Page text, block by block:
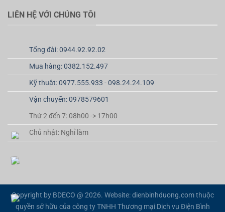
LIÊN HỆ VỚI CHÚNG TÔI
Tổng đài: 0944.92.92.02
Mua hàng: 0382.152.497
Kỹ thuật: 0977.555.933 - 098.24.24.109
Vận chuyển: 0978579601
Thứ 2 đến 7: 08h00 -> 17h00
Chủ nhật: Nghỉ làm
Copyright by BDECO @ 2026. Website: dienbinhduong.com thuộc
quyền sở hữu của công ty TNHH Thương mại Dịch vụ Điện Bình